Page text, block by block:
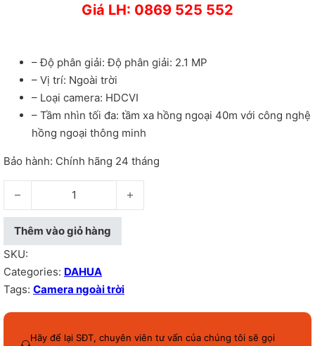
Giá LH: 0869 525 552
– Độ phân giải: Độ phân giải: 2.1 MP
– Vị trí: Ngoài trời
– Loại camera: HDCVI
– Tầm nhìn tối đa: tầm xa hồng ngoại 40m với công nghệ
hồng ngoại thông minh
Bảo hành: Chính hãng 24 tháng
Camera ngoài trời HDCVI Dahua DH-HAC-HFW2231SP - số
Thêm vào giỏ hàng
SKU:
Categories: DAHUA
Tags: Camera ngoài trời
Hãy để lại SĐT, chuyên viên tư vấn của chúng tôi sẽ gọi